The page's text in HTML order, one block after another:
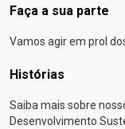
Faça a sua parte
Vamos agir em prol
Histórias
Saiba mais sobre
Desenvolvimento